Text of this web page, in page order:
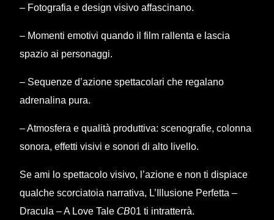
– Fotografia e design visivo affascinano.
– Momenti emotivi quando il film rallenta e lascia
spazio ai personaggi.
– Sequenze d’azione spettacolari che regalano
adrenalina pura.
– Atmosfera e qualità produttiva: scenografie, colonna
sonora, effetti visivi e sonori di alto livello.
Se ami lo spettacolo visivo, l’azione e non ti dispiace
qualche scorciatoia narrativa, L’Illusione Perfetta –
Dracula – A Love Tale 𝘊𝘉01 ti intratterrà.